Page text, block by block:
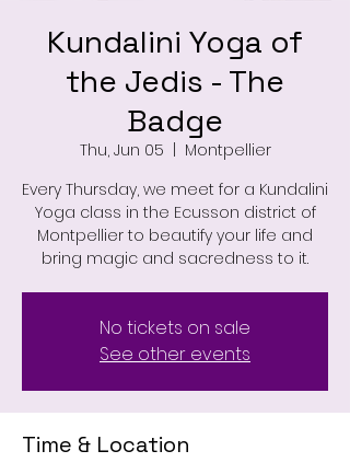
Kundalini Yoga of
the Jedis - The
Badge
Thu, Jun 05
Montpellier
Every Thursday, we meet for a Kundalini
Yoga class in the Ecusson district of
Montpellier to beautify your life and
bring magic and sacredness to it.
No tickets on sale
See other events
Time & Location